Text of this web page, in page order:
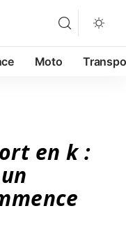
Moto
en k :